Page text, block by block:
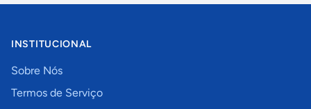
INSTITUCIONAL
Sobre Nós
Termos de Serviço